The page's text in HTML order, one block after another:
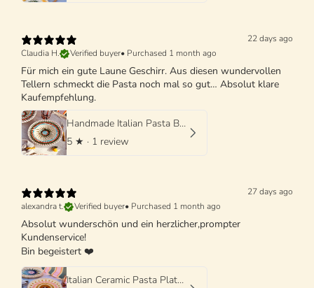
22 days ago
Claudia H.
Verified buyer• Purchased 1 month ago
Für mich ein gute Laune Geschirr. Aus diesen wundervollen
Tellern schmeckt die Pasta noch mal so gut… Absolut klare
Kaufempfehlung.
Handmade Italian Pasta Bowl 25 cm | Cappello di Prete
5 ★ · 1 review
27 days ago
alexandra t.
Verified buyer• Purchased 1 month ago
Absolut wunderschön und ein herzlicher,prompter
Kundenservice!
Bin begeistert ❤️
Italian Ceramic Pasta Plate 25cm | Handmade Psychodelic Design